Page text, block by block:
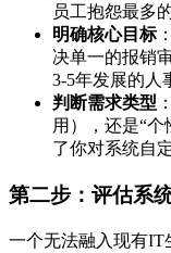
员工抱怨最多
明确核心目标
决单一的报销
3-5年发展的人
判断需求类型
用），还是“
了你对系统自
第二步：评估系
一个无法融入现有IT